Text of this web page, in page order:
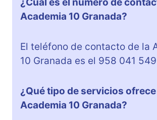
Academia 10 Granada?
El teléfono de contacto de la
10 Granada es el 958 041
¿Qué tipo de servicios ofrece
Academia 10 Granada?